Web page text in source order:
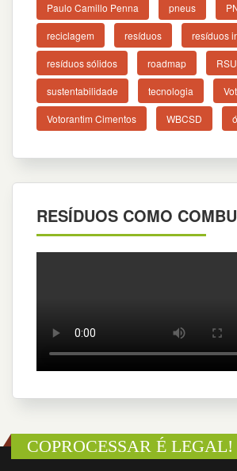
Paulo Camillo Penna pneus
reciclagem resíduos resíduos
resíduos sólidos roadmap RSU
sustentabilidade tecnologia
Votorantim Cimentos WBCSD
RESÍDUOS COMO
COPROCESSAR É LEGAL!